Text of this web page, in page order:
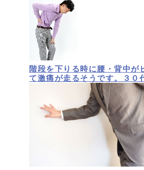
階段を下りる時に腰・背中が
て激痛が走るそうです。３０